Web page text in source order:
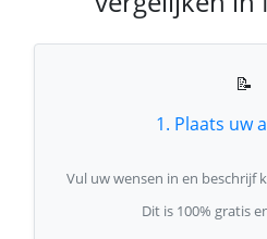
📝
1. Plaats uw
Vul uw wensen in en beschrijf
Dit is 100% gratis